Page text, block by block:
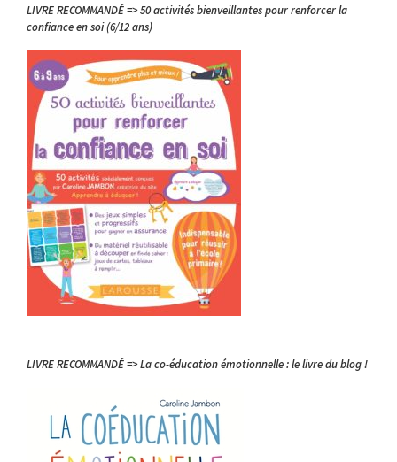
LIVRE RECOMMANDÉ => 50 activités bienveillantes pour renforcer la
confiance en soi (6/12 ans)
LIVRE RECOMMANDÉ => La co-éducation émotionnelle : le livre du blog !